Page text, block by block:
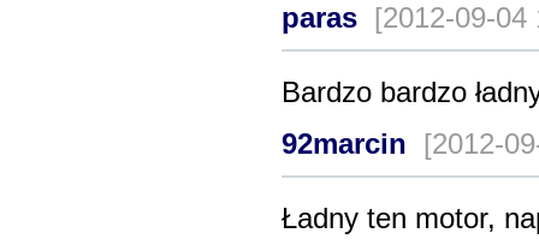
paras [2012-09-
Bardzo bardzo
92marcin [2012-
Ładny ten motor,